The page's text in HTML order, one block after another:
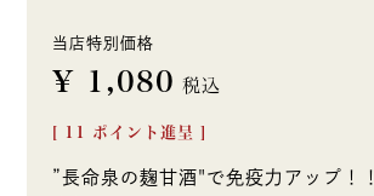
当店特別価格
¥ 1,080 税込
ポイント進呈 ]
”長命泉の麹甘酒"で免疫力アップ！！